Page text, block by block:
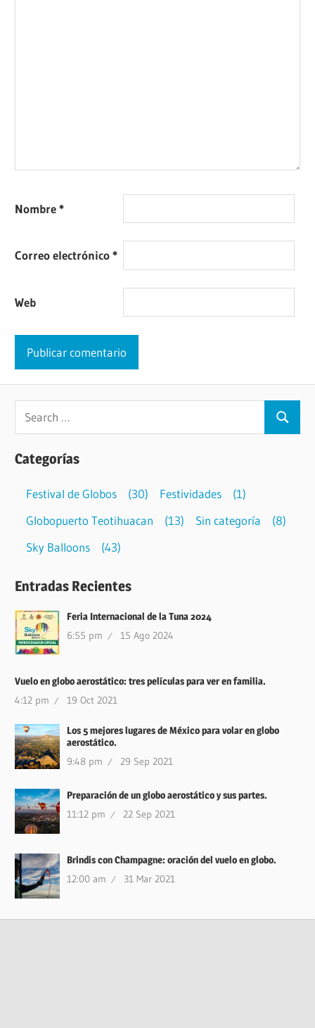
Nombre*
Correo electrónico*
Web
Categorías
Festival de Globos (30) Festividades
(1)
Globopuerto Teotihuacan
(13) Sin categoría
(8)
Sky Balloons
(43)
Entradas Recientes
Feria Internacional de la Tuna 2024
6:55 pm 15 Ago 2024
Vuelo en globo aerostático: tres películas para ver en familia.
4:12 pm 19 Oct 2021
Los 5 mejores lugares de México para volar en globo
aerostático.
9:48 pm 29 Sep 2021
Preparación de un globo aerostático y sus partes.
11:12 pm 22 Sep 2021
Brindis con Champagne: oración del vuelo en globo.
12:00 am 31 Mar 2021